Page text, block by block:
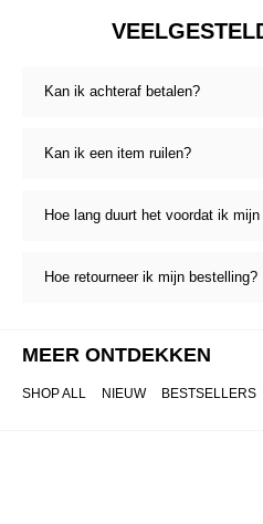
Kan ik achteraf betalen?
Kan ik een item ruilen?
Hoe lang duurt het voordat ik
Hoe retourneer ik mijn bestelling?
MEER ONTDEKKEN
SHOP ALL NIEUW BESTSELLERS